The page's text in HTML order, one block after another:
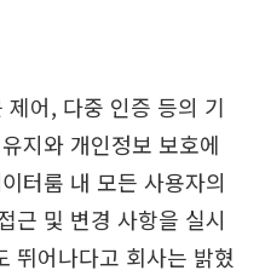
어, 다중 인증 등의 기
지와 개인정보 보호에
터룸 내 모든 사용자의
근 및 변경 사항을 실시
뛰어나다고 회사는 밝혔